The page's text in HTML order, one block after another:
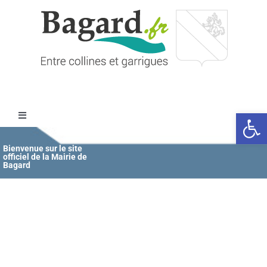
Ouvrir
Toggle
Navigation
Accueil
Bienvenue sur le site
officiel de la Mairie de
Bagard